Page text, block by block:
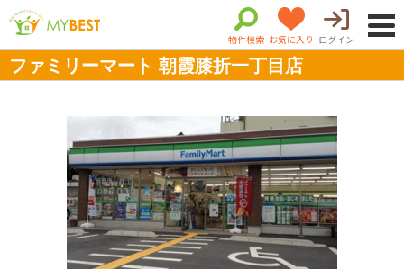
物件検索 お気に入り ログイン
ファミリーマート 朝霞膝折一丁目店